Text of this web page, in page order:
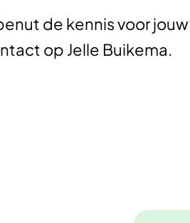
de kennis voor
op Jelle Buikema.